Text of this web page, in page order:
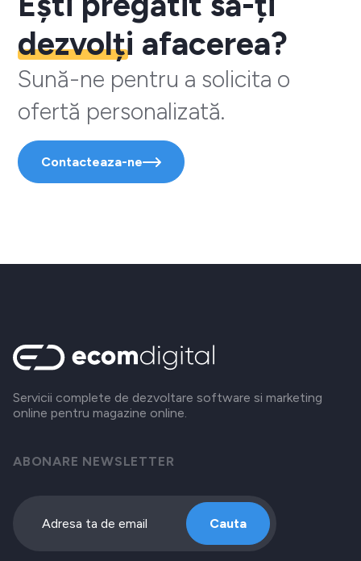
dezvolți afacerea?
Sună-ne pentru a solicita o
ofertă personalizată.
Contacteaza-ne
Servicii complete de dezvoltare software si marketing
online pentru magazine online.
ABONARE NEWSLETTER
Cauta